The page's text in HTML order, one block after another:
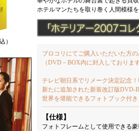
）
ホテルマンたちを取り巻く人間模様
ブロコリにてご購入いただいた方
（DVD－BOX内に封入しております
テレビ朝日系でリメーク決定記念
新たに追加された新装改訂版DVD-
世界を堪能できるフォトブック付き
【仕様】
フォトフレームとして使用できる